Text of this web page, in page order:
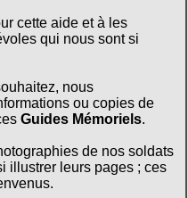
cette aide et à les
qui nous sont si
nous
ou copies de
Guides Mémoriels.
de nos soldats
illustrer leurs pages ; ces